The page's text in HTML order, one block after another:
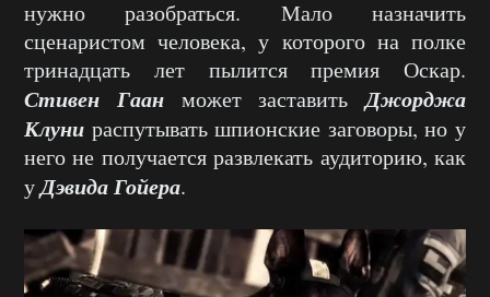
нужно разобраться. Мало назначить
сценаристом человека, у которого на полке
тринадцать лет пылится премия Оскар.
Стивен Гаанможет заставитьДжорджа
Клуни распутывать шпионские заговоры, но у
него не получается развлекать аудиторию, как
уДэвида Гойера.